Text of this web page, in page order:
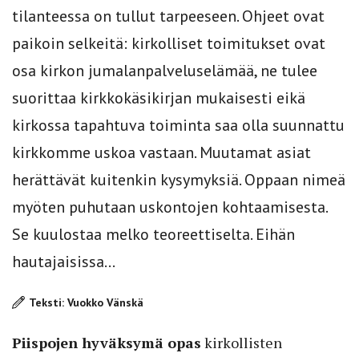
tilanteessa on tullut tarpeeseen. Ohjeet ovat
paikoin selkeitä: kirkolliset toimitukset ovat
osa kirkon jumalanpalveluselämää, ne tulee
suorittaa kirkkokäsikirjan mukaisesti eikä
kirkossa tapahtuva toiminta saa olla suunnattu
kirkkomme uskoa vastaan. Muutamat asiat
herättävät kuitenkin kysymyksiä. Oppaan nimeä
myöten puhutaan uskontojen kohtaamisesta.
Se kuulostaa melko teoreettiselta. Eihän
hautajaisissa...
Teksti: Vuokko Vänskä
Piispojen hyväksymä opas kirkollisten